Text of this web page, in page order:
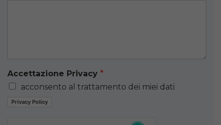
Accettazione Privacy *
acconsento al trattamento dei miei dati
Privacy Policy